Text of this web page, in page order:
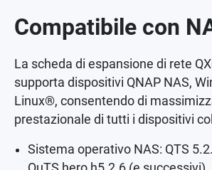
Compatibile con
La scheda di espansione di rete
supporta dispositivi QNAP NAS,
Linux®, consentendo di
prestazionale di tutti i dispositivi
Sistema operativo NAS: QTS